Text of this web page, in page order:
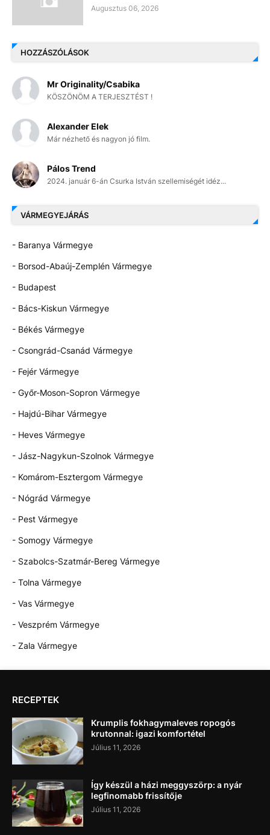
Augusztus 06, 2026
HOZZÁSZÓLÁSOK
Mr Originality/Csabika
KÖSZÖNÖM A TERJESZTÉST !
Alexander Elek
Már nézhető és nagyon jó film.
Pálos Trend
2024. január 6-án Csurka István szellemiségét idéz...
VÁRMEGYEJÁRÁS
- Baranya Vármegye
- Borsod-Abaúj-Zemplén Vármegye
- Budapest
- Bács-Kiskun Vármegye
- Békés Vármegye
- Csongrád-Csanád Vármegye
- Fejér Vármegye
- Győr-Moson-Sopron Vármegye
- Hajdú-Bihar Vármegye
- Heves Vármegye
- Jász-Nagykun-Szolnok Vármegye
- Komárom-Esztergom Vármegye
- Nógrád Vármegye
- Pest Vármegye
- Somogy Vármegye
- Szabolcs-Szatmár-Bereg Vármegye
- Tolna Vármegye
- Vas Vármegye
- Veszprém Vármegye
- Zala Vármegye
RECEPTEK
Krumplis fokhagymaleves ropogós
krutonnal: igazi komfortétel
Július 11, 2026
Így készül a házi meggyszörp: a nyár
legfinomabb frissítője
Július 11, 2026